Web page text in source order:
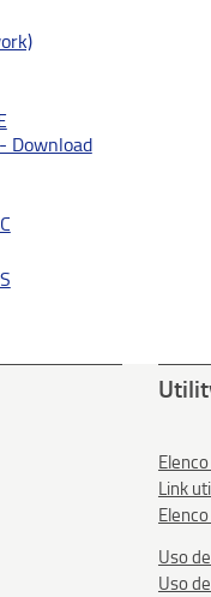
Download
Link
Uso
Uso